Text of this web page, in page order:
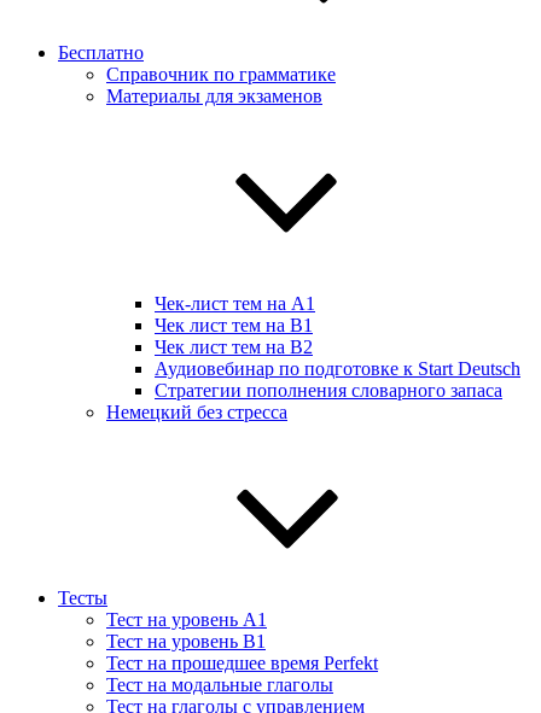
Бесплатно
Справочник по грамматике
Материалы для экзаменов
Чек-лист тем на А1
Чек лист тем на B1
Чек лист тем на B2
Аудиовебинар по подготовке к Start Deutsch
Стратегии пополнения словарного запаса
Немецкий без стресса
Тесты
Тест на уровень A1
Тест на уровень B1
Тест на прошедшее время Perfekt
Тест на модальные глаголы
Тест на глаголы с управлением